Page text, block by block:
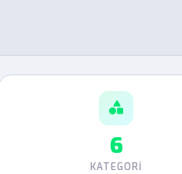
6
KATEGORI